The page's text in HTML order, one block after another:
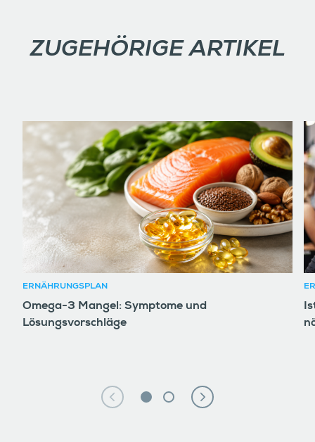
ZUGEHÖRIGE ARTIKEL
ERNÄHRUNGSPLAN
Omega-3 Mangel: Symptome und
Lösungsvorschläge